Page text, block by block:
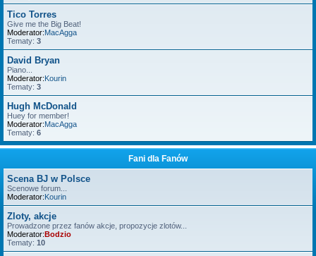
Tico Torres
Give me the Big Beat!
Moderator:MacAgga
Tematy: 3
David Bryan
Piano...
Moderator:Kourin
Tematy: 3
Hugh McDonald
Huey for member!
Moderator:MacAgga
Tematy: 6
Fani dla Fanów
Scena BJ w Polsce
Scenowe forum...
Moderator:Kourin
Zloty, akcje
Prowadzone przez fanów akcje, propozycje zlotów...
Moderator:Bodzio
Tematy: 10